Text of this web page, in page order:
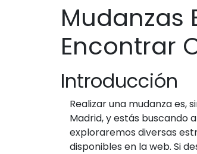
Mudanzas
Encontrar
Introducción
Realizar una mudanza es,
Madrid, y estás buscando
exploraremos diversas
disponibles en la web. Si